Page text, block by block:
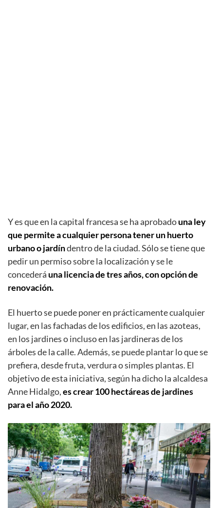
Y es que en la capital francesa se ha aprobadouna ley
que permite a cualquier persona tener un huerto
urbano o jardíndentro de la ciudad. Sólo se tiene que
pedir un permiso sobre la localización y se le
concederá una licencia de tres años, con opción de
renovación.
El huerto se puede poner en prácticamente cualquier
lugar, en las fachadas de los edificios, en las azoteas,
en los jardines o incluso en las jardineras de los
árboles de la calle. Además, se puede plantar lo que se
prefiera, desde fruta, verdura o simples plantas. El
objetivo de esta iniciativa, según ha dicho la alcaldesa
Anne Hidalgo,es crear 100 hectáreas de jardines
para el año 2020.